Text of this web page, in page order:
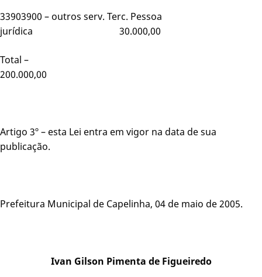
33903900 – outros serv. Terc. Pessoa
jurídica 30.000,00
Total –
200.000,00
Artigo 3º – esta Lei entra em vigor na data de sua
publicação.
Prefeitura Municipal de Capelinha, 04 de maio de 2005.
Ivan Gilson Pimenta de Figueiredo